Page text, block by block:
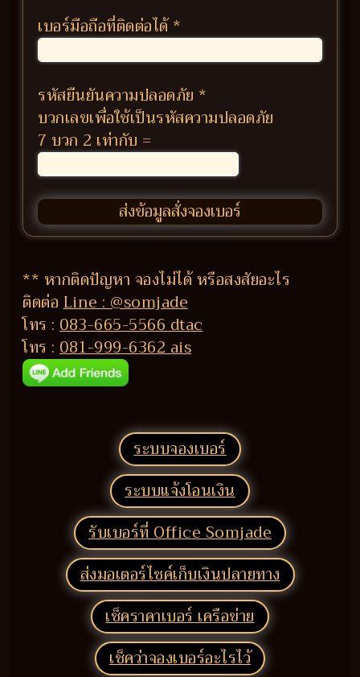
เบอร์มือถือที่ติดต่อได้*
รหัสยืนยันความปลอดภัย *
บวกเลขเพื่อใช้เป็นรหัสความปลอดภัย
7 บวก 2 เท่ากับ =
** หากติดปัญหา จองไม่ได้ หรือสงสัยอะไร
ติดต่อLine : @somjade
โทร : 083-665-5566 dtac
โทร : 081-999-6362 ais
ระบบจองเบอร์
ระบบแจ้งโอนเงิน
รับเบอร์ที่ Office Somjade
ส่งมอเตอร์ไซค์เก็บเงินปลายทาง
เช็คราคาเบอร์ เครือข่าย
เช็คว่าจองเบอร์อะไรไว้